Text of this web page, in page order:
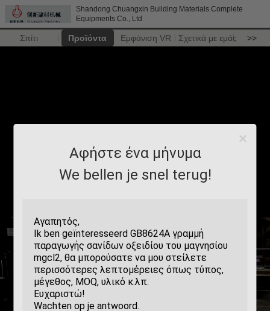
Shandong Chuangxin Building Materials Complete
Equipments Co., Ltd
Σπίτι Προϊόντα Εμφάνιση VR Σχετικά με εμάς >>
Αφήστε ένα μήνυμα
We bellen je snel terug!